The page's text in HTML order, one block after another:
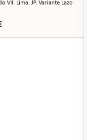
VII. Lima. JP. Variante Lazo